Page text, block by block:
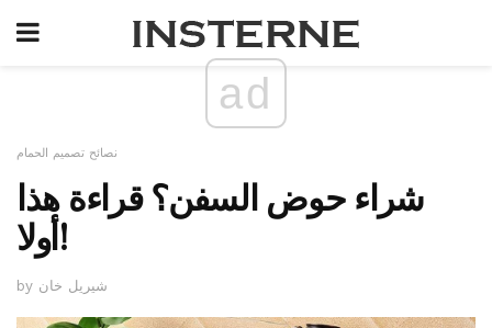
ad
نصائح تصميم الحمام
شراء حوض السفن؟ قراءة هذا
أولا!
by شيريل خان